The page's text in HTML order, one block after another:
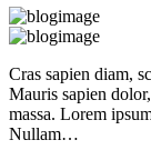
Cras sapien diam,
Mauris sapien
massa. Lorem
Nullam…